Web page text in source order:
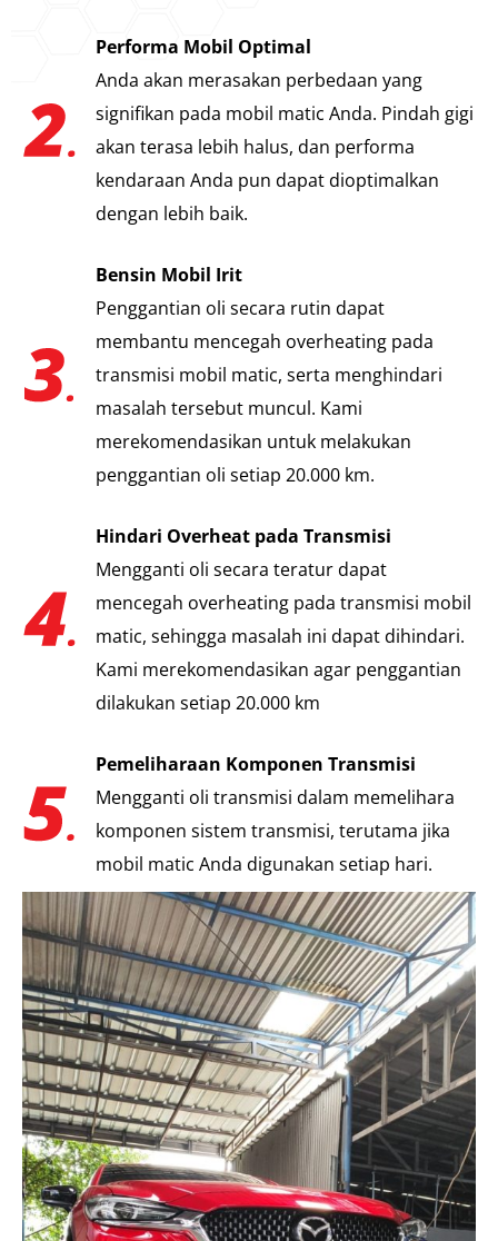
Performa Mobil Optimal
Anda akan merasakan perbedaan yang
signifikan pada mobil matic Anda. Pindah gigi
akan terasa lebih halus, dan performa
kendaraan Anda pun dapat dioptimalkan
dengan lebih baik.
Bensin Mobil Irit
Penggantian oli secara rutin dapat
membantu mencegah overheating pada
transmisi mobil matic, serta menghindari
masalah tersebut muncul. Kami
merekomendasikan untuk melakukan
penggantian oli setiap 20.000 km.
Hindari Overheat pada Transmisi
Mengganti oli secara teratur dapat
mencegah overheating pada transmisi mobil
matic, sehingga masalah ini dapat dihindari.
Kami merekomendasikan agar penggantian
dilakukan setiap 20.000 km
Pemeliharaan Komponen Transmisi
Mengganti oli transmisi dalam memelihara
komponen sistem transmisi, terutama jika
mobil matic Anda digunakan setiap hari.